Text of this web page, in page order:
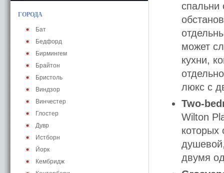
ГОРОДА
Бат
Бедфорд
Бирмингем
Брайтон
Бристоль
Виндзор
Винчестер
Глостер
Дувр
Истборн
Йорк
Кембридж
спальни
может
кухни,
люкс с
Two-
Wilton
которых
двумя